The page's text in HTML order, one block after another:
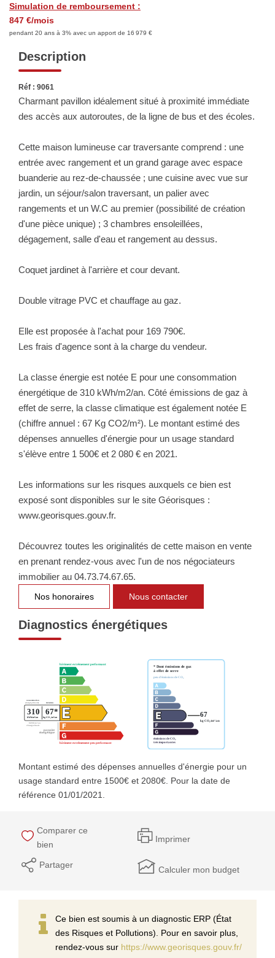
SYNDIC
Nos Agences
Notre Équipe
Nos Partenaires
Nous Rejoindre
Nous Contacter
Espace Client Saint-Flour (VDS Immobilier)
Espace Dossier Location
Simulation de remboursement :
847 €/mois
pendant 20 ans à 3% avec un apport de 16 979 €
Description
Réf : 9061
Charmant pavillon idéalement situé à proximité immédiate
des accès aux autoroutes, de la ligne de bus et des écoles.
Cette maison lumineuse car traversante comprend : une
entrée avec rangement et un grand garage avec espace
buanderie au rez-de-chaussée ; une cuisine avec vue sur
jardin, un séjour/salon traversant, un palier avec
rangements et un W.C au premier (possibilité de création
d'une pièce unique) ; 3 chambres ensoleillées,
dégagement, salle d'eau et rangement au dessus.
Coquet jardinet à l'arrière et cour devant.
Double vitrage PVC et chauffage au gaz.
Elle est proposée à l'achat pour 169 790€.
Les frais d'agence sont à la charge du vendeur.
La classe énergie est notée E pour une consommation
énergétique de 310 kWh/m2/an. Côté émissions de gaz à
effet de serre, la classe climatique est également notée E
(chiffre annuel : 67 Kg CO2/m²). Le montant estimé des
dépenses annuelles d'énergie pour un usage standard
s'élève entre 1 500€ et 2 080 € en 2021.
Les informations sur les risques auxquels ce bien est
exposé sont disponibles sur le site Géorisques :
www.georisques.gouv.fr.
Découvrez toutes les originalités de cette maison en vente
en prenant rendez-vous avec l'un de nos négociateurs
immobilier au 04.73.74.67.65.
Nos honoraires Nous contacter
Diagnostics énergétiques
Montant estimé des dépenses annuelles d'énergie pour un
usage standard entre 1500€ et 2080€. Pour la date de
référence 01/01/2021.
Comparer ce
bien
Imprimer
Partager Calculer mon budget
Ce bien est soumis à un diagnostic ERP (État
des Risques et Pollutions). Pour en savoir plus,
rendez-vous sur https://www.georisques.gouv.fr/